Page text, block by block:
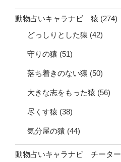
動物占いキャラナビ 猿 (274)
どっしりとした猿 (42)
守りの猿 (51)
落ち着きのない猿 (50)
大きな志をもった猿 (56)
尽くす猿 (38)
気分屋の猿 (44)
動物占いキャラナビ チーター